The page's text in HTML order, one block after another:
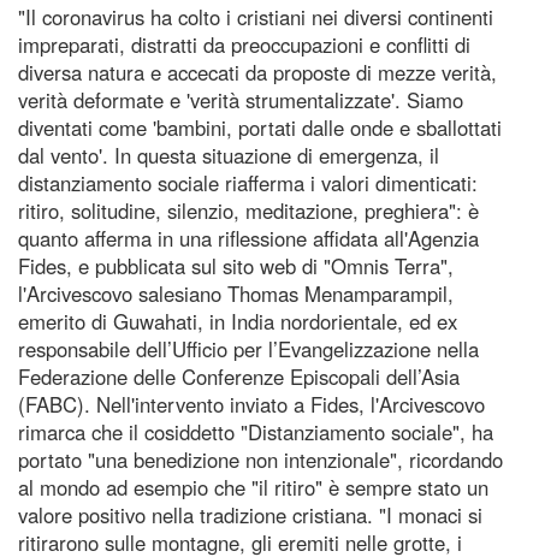
"Il coronavirus ha colto i cristiani nei diversi continenti
impreparati, distratti da preoccupazioni e conflitti di
diversa natura e accecati da proposte di mezze verità,
verità deformate e 'verità strumentalizzate'. Siamo
diventati come 'bambini, portati dalle onde e sballottati
dal vento'. In questa situazione di emergenza, il
distanziamento sociale riafferma i valori dimenticati:
ritiro, solitudine, silenzio, meditazione, preghiera": è
quanto afferma in una riflessione affidata all'Agenzia
Fides, e pubblicata sul sito web di "Omnis Terra",
l'Arcivescovo salesiano Thomas Menamparampil,
emerito di Guwahati, in India nordorientale, ed ex
responsabile dell’Ufficio per l’Evangelizzazione nella
Federazione delle Conferenze Episcopali dell’Asia
(FABC). Nell'intervento inviato a Fides, l'Arcivescovo
rimarca che il cosiddetto "Distanziamento sociale", ha
portato "una benedizione non intenzionale", ricordando
al mondo ad esempio che "il ritiro" è sempre stato un
valore positivo nella tradizione cristiana. "I monaci si
ritirarono sulle montagne, gli eremiti nelle grotte, i